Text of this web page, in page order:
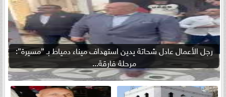
رجل الأعمال عادل شحاتة يدين استهداف ميناء دمياط بـ ”مسيرة”:
مرحلة فارقة...